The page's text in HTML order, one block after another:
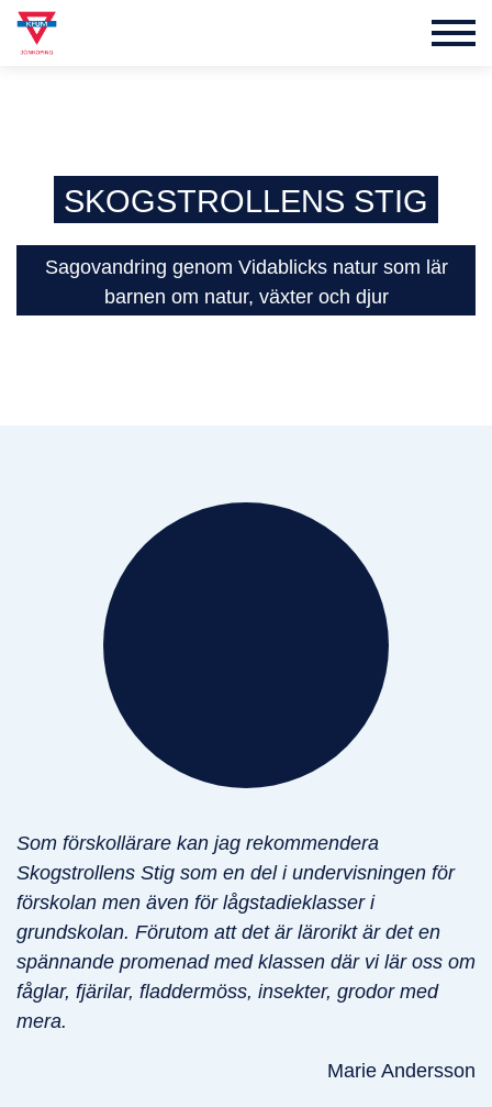
SKOGSTROLLENS STIG
Sagovandring genom Vidablicks natur som lär
barnen om natur, växter och djur
Som förskollärare kan jag rekommendera
Skogstrollens Stig som en del i undervisningen för
förskolan men även för lågstadieklasser i
grundskolan. Förutom att det är lärorikt är det en
spännande promenad med klassen där vi lär oss om
fåglar, fjärilar, fladdermöss, insekter, grodor med
mera.
Marie Andersson